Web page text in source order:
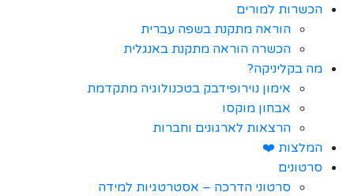
הכשרות למורים
הוראה מתקנת בשפה עברית
הכשרה הוראה מתקנת באנגלית
מה בקליניקה?
אימון נוירופידבק בטכנולוגיה מתקדמת
אבחון מוקסו
הרצאות לארגונים וחברות
המלצות ❤️
סרטונים
סרטוני הדרכה – אסטרטגיות למידה